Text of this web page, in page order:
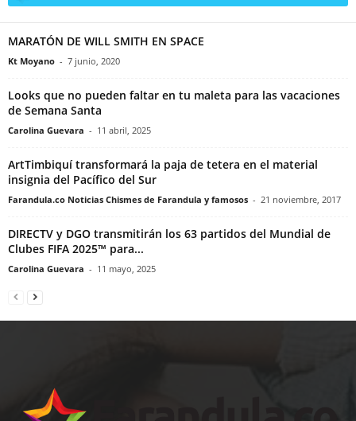
MARATÓN DE WILL SMITH EN SPACE
Kt Moyano - 7 junio, 2020
Looks que no pueden faltar en tu maleta para las vacaciones
de Semana Santa
Carolina Guevara - 11 abril, 2025
ArtTimbiquí transformará la paja de tetera en el material
insignia del Pacífico del Sur
Farandula.co Noticias Chismes de Farandula y famosos - 21 noviembre, 2017
DIRECTV y DGO transmitirán los 63 partidos del Mundial de
Clubes FIFA 2025™ para...
Carolina Guevara - 11 mayo, 2025